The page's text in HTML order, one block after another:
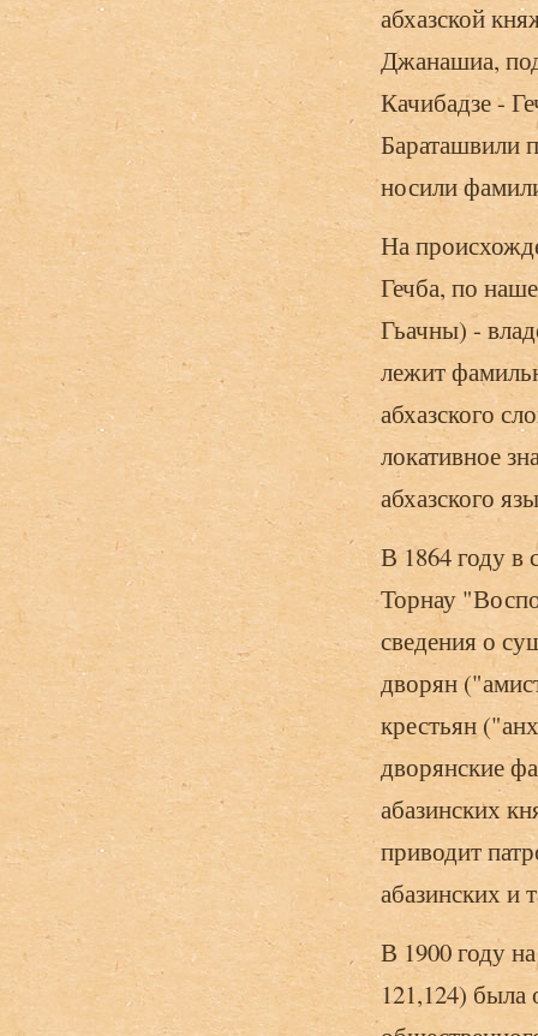
абхазской
Джанашиа,
Качибадзе -
Бараташвили
носили
На
Гечба, по
Гьачны) -
лежит
абхазского
локативное
абхазского
В 1864 году в
Торнау
сведения о
дворян
крестьян
дворянские
абазинских
приводит
абазинских и
В 1900 году
121,124) была